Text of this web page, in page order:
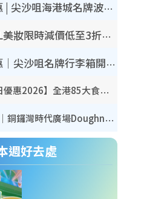
開倉優惠 | 尖沙咀海港城名牌波鞋開倉低至1折！On鞋$899起／Joy&Peace鞋履$98起
CHANEL美妝限時減價低至3折！人氣粉底/唇膏/精華液低至$275！COCO香水都有平
開倉優惠｜尖沙咀名牌行李箱開倉低至4折！一連5日 American Tourister/ace./Hallmark $200起！
【8月生日優惠2026】全港85大食買玩著數攻略 自助餐/火鍋放題同行免費＋誠品/DONKI送現金券
開倉優惠｜銅鑼灣時代廣場Doughnut/Campo Marzio開倉低至1折！背囊、書包、手袋劈價$200起
週好去處